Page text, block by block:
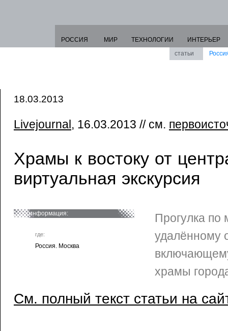
РОССИЯ МИР ТЕХНОЛОГИИ
ИНТЕРЬЕР
статьи
18.03.2013
Livejournal, 16.03.2013 // см.
Храмы к востоку от
виртуальная экскурсия
информация:
где:
Россия. Москва
Прогулка по
удалённому
храмы
См. полный текст статьи на